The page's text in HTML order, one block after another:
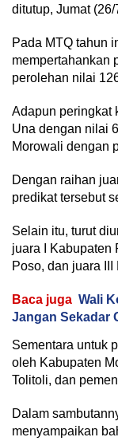
ditutup, Jumat (26/
Pada MTQ tahun
mempertahankan
perolehan nilai
Adapun peringkat
Una dengan nilai
Morowali dengan
Dengan raihan
predikat tersebut
Selain itu, turut
juara I Kabupaten
Poso, dan juara
Baca juga Wali
Jangan Sekadar
Sementara untuk
oleh Kabupaten
Tolitoli, dan
Dalam
menyampaikan